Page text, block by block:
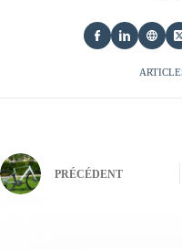
PRÉCÉDENT